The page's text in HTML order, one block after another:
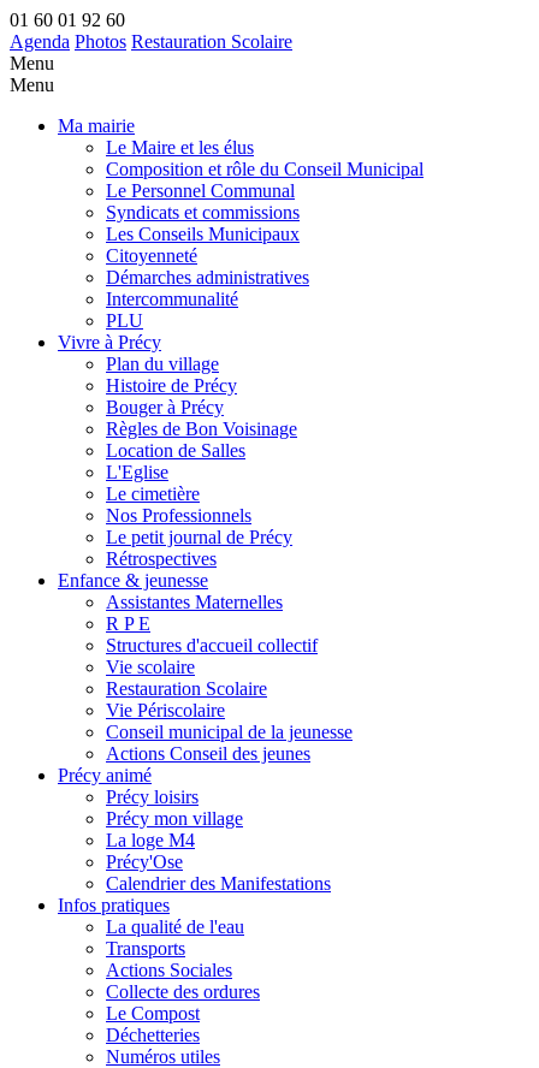
01 60 01 92 60
Agenda Photos Restauration Scolaire
Menu
Menu
Ma mairie
Le Maire et les élus
Composition et rôle du Conseil Municipal
Le Personnel Communal
Syndicats et commissions
Les Conseils Municipaux
Citoyenneté
Démarches administratives
Intercommunalité
PLU
Vivre à Précy
Plan du village
Histoire de Précy
Bouger à Précy
Règles de Bon Voisinage
Location de Salles
L'Eglise
Le cimetière
Nos Professionnels
Le petit journal de Précy
Rétrospectives
Enfance & jeunesse
Assistantes Maternelles
R P E
Structures d'accueil collectif
Vie scolaire
Restauration Scolaire
Vie Périscolaire
Conseil municipal de la jeunesse
Actions Conseil des jeunes
Précy animé
Précy loisirs
Précy mon village
La loge M4
Précy'Ose
Calendrier des Manifestations
Infos pratiques
La qualité de l'eau
Transports
Actions Sociales
Collecte des ordures
Le Compost
Déchetteries
Numéros utiles